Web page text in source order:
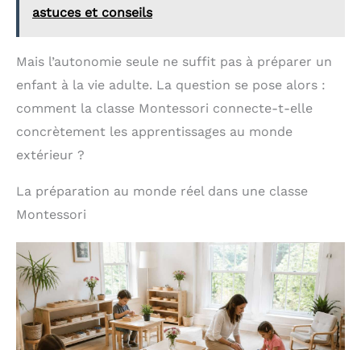
Fabriqué en ABS lisse et
durable avec des cartes
utilisation en toute
sécurité. Son format
transporter, permettant
apprendre partout - le
compagnon idéal pour les
astuces et conseils
Mais l’autonomie seule ne suffit pas à préparer un
enfant à la vie adulte. La question se pose alors :
comment la classe Montessori connecte-t-elle
concrètement les apprentissages au monde
extérieur ?
La préparation au monde réel dans une classe
Montessori